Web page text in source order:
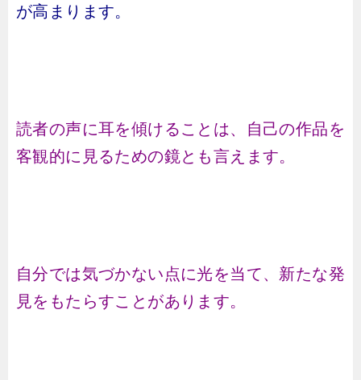
が高まります。
読者の声に耳を傾けることは、自己の作品を
客観的に見るための鏡とも言えます。
自分では気づかない点に光を当て、新たな発
見をもたらすことがあります。